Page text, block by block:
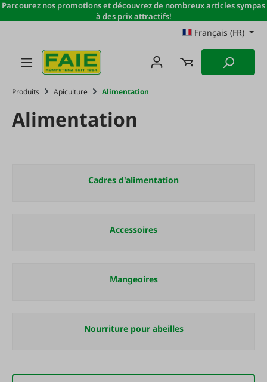
Passer au contenu principal
Parcourez nos promotions et découvrez de nombreux articles sympas
à des prix attractifs!
Français (FR)
Produits Apiculture Alimentation
Alimentation
Cadres d'alimentation
Accessoires
Mangeoires
Nourriture pour abeilles